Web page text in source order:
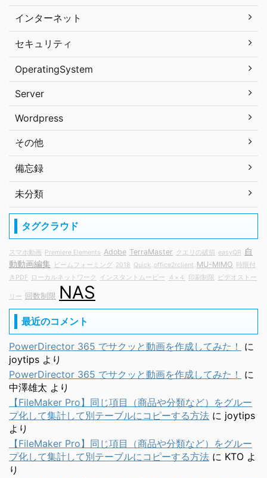
インターネット
セキュリティ
OperatingSystem
Server
Wordpress
その他
備忘録
未分類
タグクラウド
スマホ動画 Premiere Elements Adobe TerraMaster クエリの破損 easyQR
自
動動画編集
ビームフォーミング 2018 Quick office2rclient MU-MIMO 時限付
きPDF
ローカルネットワーク インスタントムービー ４×４ 印刷制限 ビデオストー
リー 回数制限 NAS
最近のコメント
PowerDirector 365 でサクッと動画を作成してみた！
に
joytips より
PowerDirector 365 でサクッと動画を作成してみた！
に
中澤雄太 より
【FileMaker Pro】同じ項目（商品や分類など）をグルー
プ化して集計して別テーブルにコピーする方法 に joytips
より
【FileMaker Pro】同じ項目（商品や分類など）をグルー
プ化して集計して別テーブルにコピーする方法 に KTO よ
り